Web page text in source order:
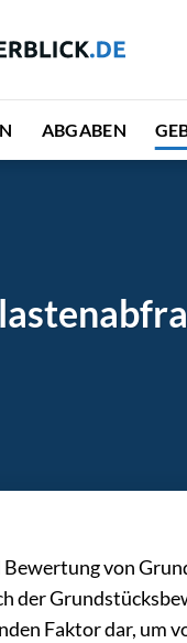
ABGABEN
von
der
Faktor dar, um